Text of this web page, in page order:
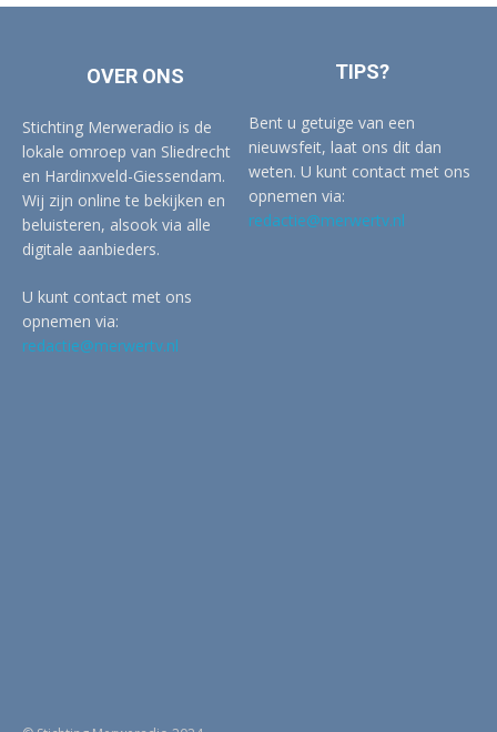
OVER ONS
Stichting Merweradio is de
lokale omroep van Sliedrecht
en Hardinxveld-Giessendam.
Wij zijn online te bekijken en
beluisteren, alsook via alle
digitale aanbieders.
U kunt contact met ons
opnemen via:
redactie@merwertv.nl
TIPS?
Bent u getuige van een
nieuwsfeit, laat ons dit dan
weten. U kunt contact met ons
opnemen via:
redactie@merwertv.nl